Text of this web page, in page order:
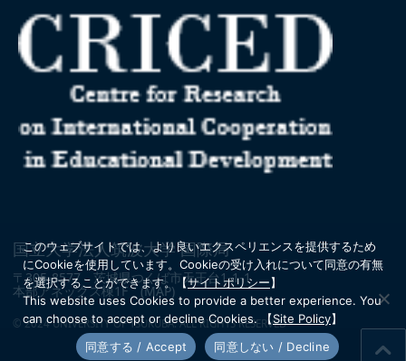
国立大学法人筑波大学 国際局
〒305-8577 茨城県つくば市天王台1-1-1
本部アネックス棟1F (MAP)
© 2024 UNIVERSITY OF TSUKUBA. ALL RIGHTS RESERVED
このウェブサイトでは、より良いエクスペリエンスを提供するため
にCookieを使用しています。 Cookieの受け入れについて同意の有無
を選択することができます。【サイトポリシー】
This website uses Cookies to provide a better experience. You
can choose to accept or decline Cookies.【Site Policy】
同意する / Accept
同意しない / Decline